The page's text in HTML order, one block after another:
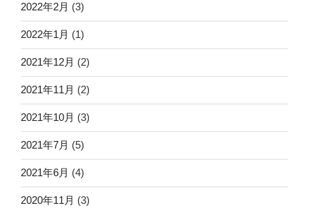
2022年2月 (3)
2022年1月 (1)
2021年12月 (2)
2021年11月 (2)
2021年10月 (3)
2021年7月 (5)
2021年6月 (4)
2020年11月 (3)